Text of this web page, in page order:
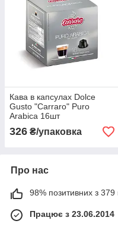
Кава в капсулах Dolce
Gusto "Carraro" Puro
Arabica 16шт
326 ₴/упаковка
Про нас
98% позитивних з 379
Працює з 23.06.2014